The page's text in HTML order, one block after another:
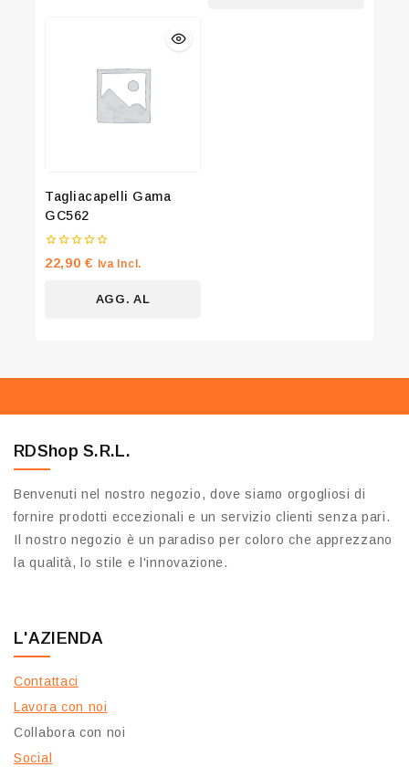
Tagliacapelli Gama
GC562
0
su
22,90€ Iva Incl.
AGG. AL
RDShop S.R.L.
Benvenuti nel nostro negozio, dove siamo orgogliosi di
fornire prodotti eccezionali e un servizio clienti senza pari.
Il nostro negozio è un paradiso per coloro che apprezzano
la qualità, lo stile e l'innovazione.
L'AZIENDA
Contattaci
Lavora con noi
Collabora con noi
Social